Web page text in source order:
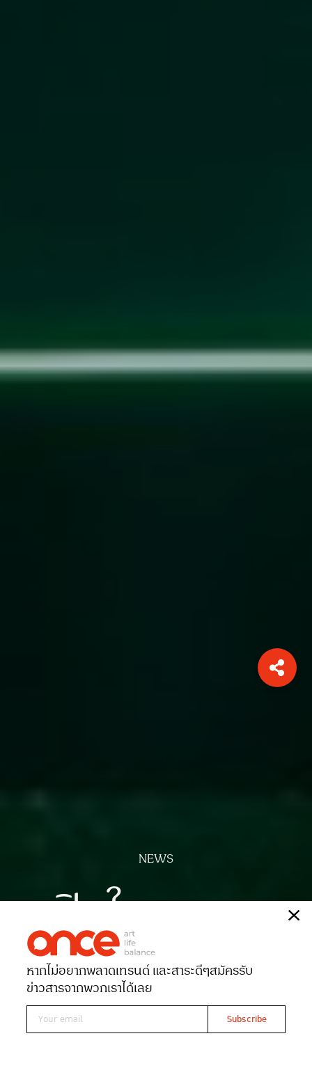
NEWS
เปิดใจ มาแจม
เรื่องONCE-team
Date 08-02-2025Views 1236
หากไม่อยากพลาดเทรนด์ และสาระดีๆสมัครรับ
ข่าวสารจากพวกเราได้เลย